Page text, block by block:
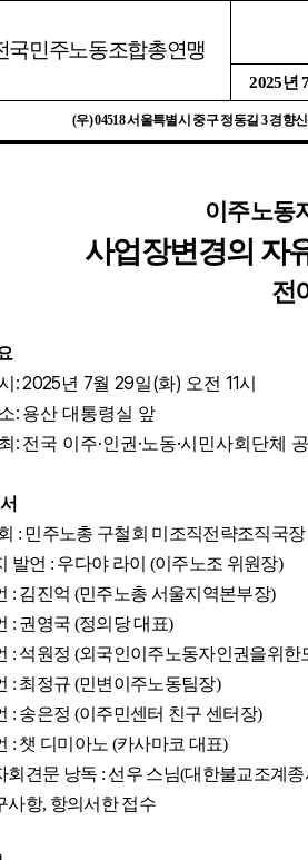
국민주노동조합총연맹
2025년
(우) 04518서울특별시 중구 정동길 3경향
이주노동
사업장변경의 자
전
: 2025년 7월29일(화) 오전 11시
: 용산 대통령실 앞
: 전국 이주·인권 ·노동·시민사회단체
: 민주노총 구철회 미조직전략조직국장
발언 : 우다야 라이 (이주노조 위원장)
: 김진억 (민주노총 서울지역본부장)
: 권영국 (정의당 대표)
: 석원정 (외국인이주노동자인권을위한
: 최정규 (민변이주노동팀장)
: 송은정 (이주민센터 친구 센터장)
: 챗 디미아노 (카사마코 대표)
회견문 낭독 : 선우 스님(대한불교조계
사항, 항의서한 접수